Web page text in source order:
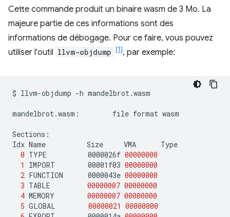
Cette commande produit un binaire wasm de 3 Mo. La
majeure partie de ces informations sont des
informations de débogage. Pour ce faire, vous pouvez
utiliser l'outil llvm-objdump [1], par exemple:
$ llvm-objdump -h mandelbrot.wasm
mandelbrot.wasm: file format wasm
Sections:
Idx Name Size VMA
0 TYPE 0000026f 00000000
1
IMPORT 00001f03 00000000
2 FUNCTION 0000043e 00000000
3 TABLE 00000007 00000000
4 MEMORY 00000007 00000000
5 GLOBAL 00000021 00000000